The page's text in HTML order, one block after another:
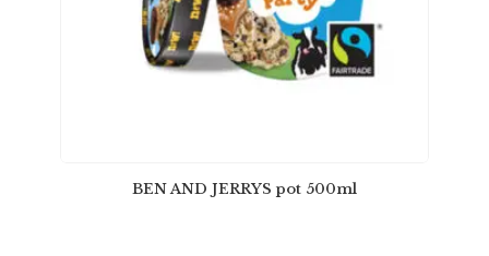
BEN AND JERRYS pot 500ml